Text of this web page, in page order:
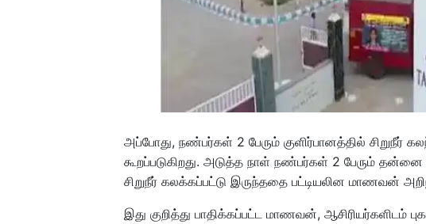
அப்போது, நண்பர்கள் 2 பேரும் குளிர்பானத்தில் சிறுநீர்
கூறப்படுகிறது. அடுத்த நாள் நண்பர்கள் 2 பேரும்
சிறுநீர் கலக்கப்பட்டு இருந்ததை பட்டியலின மாணவன்
இது குறித்து பாதிக்கப்பட்ட மாணவன், ஆசிரியர்களிடம்